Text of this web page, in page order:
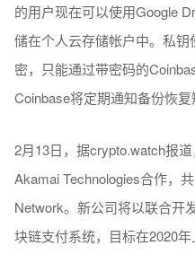
的用户现在可以使用Google
储在个人云存储帐户中。私
密，只能通过带密码的
Coinbase将定期通知备份恢复
2月13日，据crypto.watch报
Akamai Technologies合作，
Network。新公司将以联合开
块链支付系统，目标在2020年